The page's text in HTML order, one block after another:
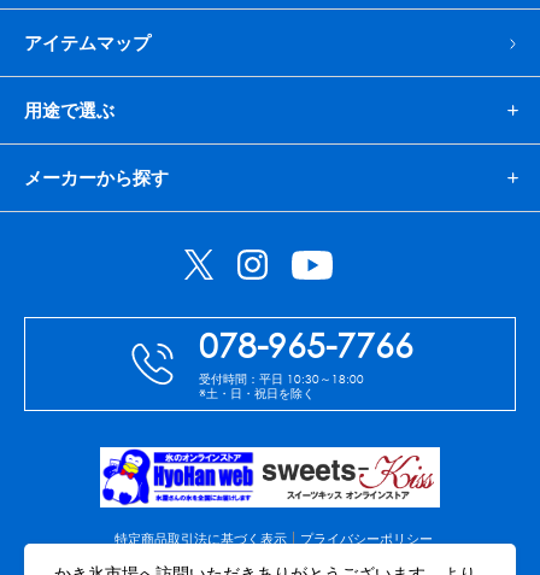
アイテムマップ
用途で選ぶ
メーカーから探す
078-965-7766
受付時間：平日 10:30～18:00
※土・日・祝日を除く
特定商品取引法に基づく表示
プライバシーポリシー
免責事項
会社案内 サイトマップ